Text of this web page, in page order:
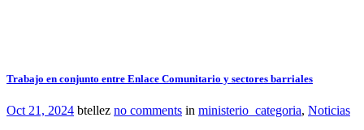
Trabajo en conjunto entre Enlace Comunitario y sectores barriales
Oct 21, 2024 btellez no comments in ministerio_categoria, Noticias